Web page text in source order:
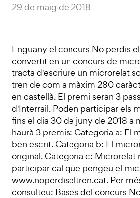
29 de maig de 2018
Enguany el concurs No perdis
convertit en un concurs de
tracta d'escriure un microrelat
tren de com a màxim 280
en castellà. El premi seran 3
d'Interrail. Poden participar els
fins el dia 30 de juny de 2018 a
haurà 3 premis: Categoria a: El
ben escrit. Categoria b: El
original. Categoria c: Microrelat
participar cal que pengeu el
www.noperdiseltren.cat. Per
consulteu: Bases del concurs